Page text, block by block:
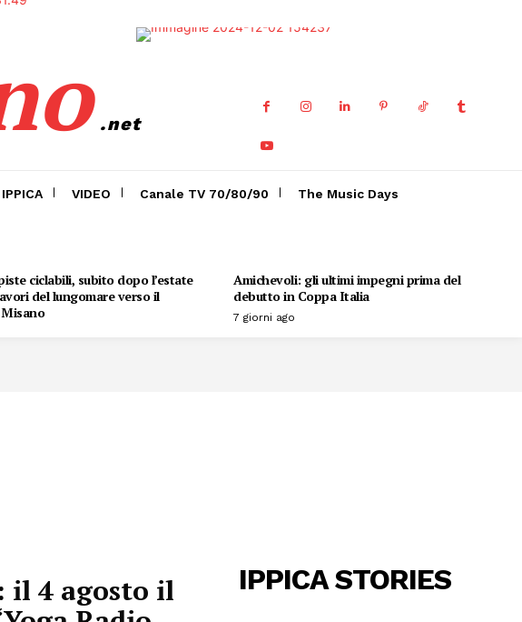
.net
IPPICA VIDEO Canale TV 70/80/90 The Music Days
ciclabili, subito dopo l’estate
del lungomare verso il
Amichevoli: gli ultimi impegni prima del
debutto in Coppa Italia
7 giorni ago
il 4 agosto il
IPPICA STORIES